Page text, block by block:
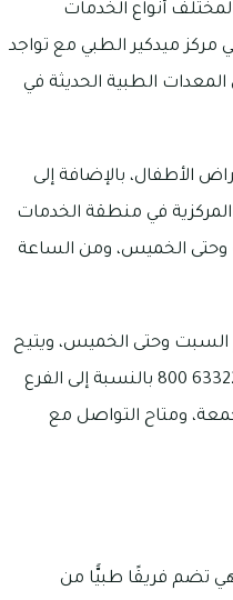
أنواع الخدمات
ميدكير الطبي مع تواجد
الطبية الحديثة في
الأطفال، بالإضافة إلى
المركزية في منطقة الخدمات
من الساعة 9 صباحًا إلى 9 مساءً يوم السبت وحتى الخميس، ومن الساعة
واحة البراجيل، ويفتح من الساعة 9 صباحًا إلى 9 مساءً يوم السبت وحتى الخميس، ويتيح
التواصل والاستفسار بسهولة لمعرفة المزيد حول الخدمات والمواعيد من خلال الرقم: 6332273 800 بالنسبة إلى الفرع
عمله من الساعة 9 صباحًا إلى 9 مساءً يوم الجمعة، ومتاح التواصل مع
تضم فريقًا طبيًّا من